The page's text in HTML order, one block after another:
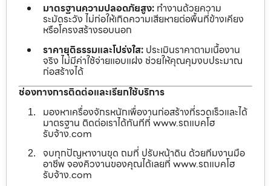
มาตรฐานความปลอดภัยสูง: ทำงานด้วยความ
ระมัดระวัง ไม่ก่อให้เกิดความเสียหายต่อพื้นที่ข้างเคียง
หรือโครงสร้างรอบนอก
ราคายุติธรรมและโปร่งใส: ประเมินราคาตามเนื้องาน
จริง ไม่มีค่าใช้จ่ายแอบแฝง ช่วยให้คุณคุมงบประมาณ
ก่อสร้างได้
ช่องทางการติดต่อและเรียกใช้บริการ
มองหาเครื่องจักรหนักเพื่องานก่อสร้างที่รวดเร็วและได้
มาตรฐาน ติดต่อเราได้ทันทีที่ www.รถแบคโฮ
รับจ้าง.com
จบทุกปัญหางานขุด ถมที่ ปรับหน้าดิน ด้วยทีมงานมือ
อาชีพ จองคิวงานของคุณได้เลยที่ www.รถแบคโฮ
รับจ้าง.com